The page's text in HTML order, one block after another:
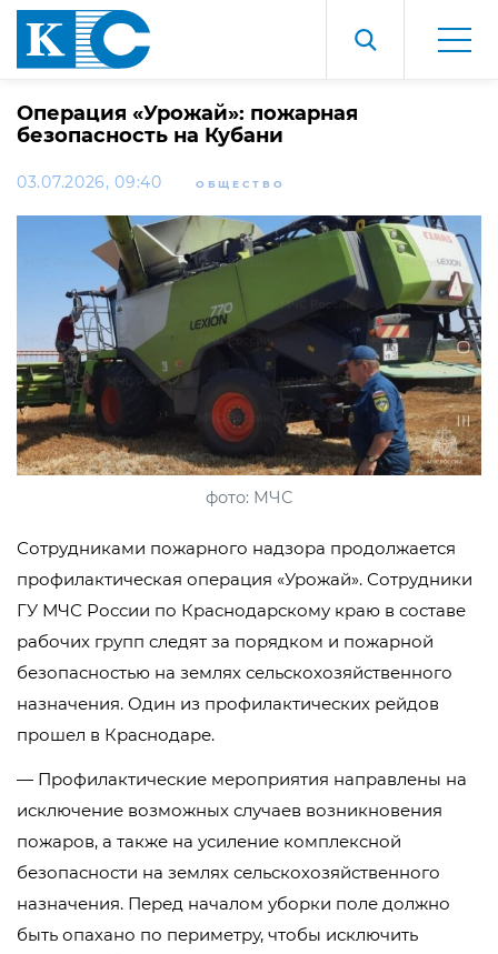
Операция «Урожай»: пожарная
безопасность на Кубани
03.07.2026, 09:40 ОБЩЕСТВО
фото: МЧС
Сотрудниками пожарного надзора продолжается
профилактическая операция «Урожай». Сотрудники
ГУ МЧС России по Краснодарскому краю в составе
рабочих групп следят за порядком и пожарной
безопасностью на землях сельскохозяйственного
назначения. Один из профилактических рейдов
прошел в Краснодаре.
— Профилактические мероприятия направлены на
исключение возможных случаев возникновения
пожаров, а также на усиление комплексной
безопасности на землях сельскохозяйственного
назначения. Перед началом уборки поле должно
быть опахано по периметру, чтобы исключить